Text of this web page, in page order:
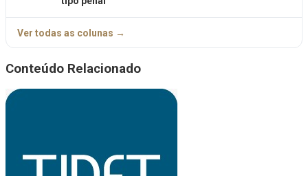
Ver todas as colunas →
Conteúdo Relacionado